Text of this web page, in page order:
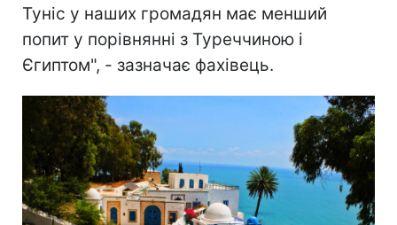
Туніс у наших громадян має менший
попит у порівнянні з Туреччиною і
Єгиптом", - зазначає фахівець.